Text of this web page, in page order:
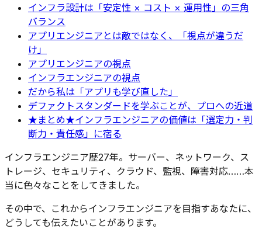
インフラ設計は「安定性 × コスト × 運用性」の三角
バランス
アプリエンジニアとは敵ではなく、「視点が違うだ
け」
アプリエンジニアの視点
インフラエンジニアの視点
だから私は「アプリも学び直した」
デファクトスタンダードを学ぶことが、プロへの近道
★まとめ★インフラエンジニアの価値は「選定力・判
断力・責任感」に宿る
インフラエンジニア歴27年。サーバー、ネットワーク、ス
トレージ、セキュリティ、クラウド、監視、障害対応……本
当に色々なことをしてきました。
その中で、これからインフラエンジニアを目指すあなたに、
どうしても伝えたいことがあります。